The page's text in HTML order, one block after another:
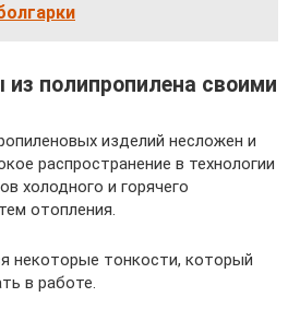
из полипропилена своими
изделий несложен и
распространение в технологии
холодного и горячего
отопления.
некоторые тонкости, который
в работе.